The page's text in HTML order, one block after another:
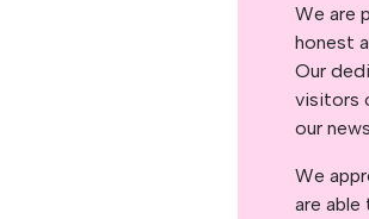
We are
honest
Our
visitors
our
We
are